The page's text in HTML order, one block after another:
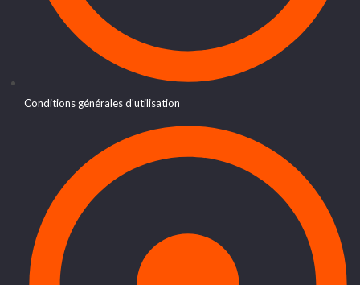
Conditions générales d'utilisation